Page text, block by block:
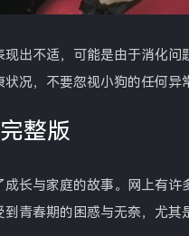
出不适，可能是由于消化
况，不要忽视小狗的任何异
整版
长与家庭的故事。网上有
青春期的困惑与无奈，尤其